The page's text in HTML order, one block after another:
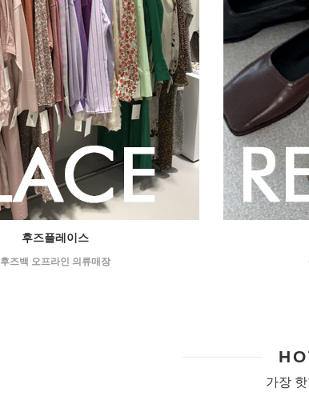
후즈플레이스
후즈백 오프라인 의류매장
가장